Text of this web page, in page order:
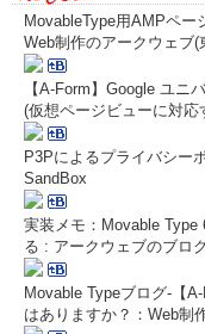
MovableType用AMPペー
Web制作のアークウェブ(
【A-Form】Google ユニ
(仮想ページビューに対
P3Pによるプライバシー
SandBox
実装メモ：Movable Type
る : アークウェブのブロ
Movable Typeブログ-【
はありますか？：Web制